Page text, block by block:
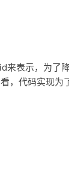
来表示，为了
，代码实现为